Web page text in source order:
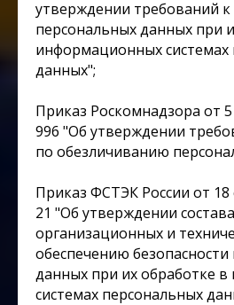
утверждении требований
персональных данных при
информационных системах
данных";
Приказ Роскомнадзора от 5
996 "Об утверждении
по обезличиванию
Приказ ФСТЭК России от 18
21 "Об утверждении
организационных и
обеспечению
данных при их обработке
системах персональных